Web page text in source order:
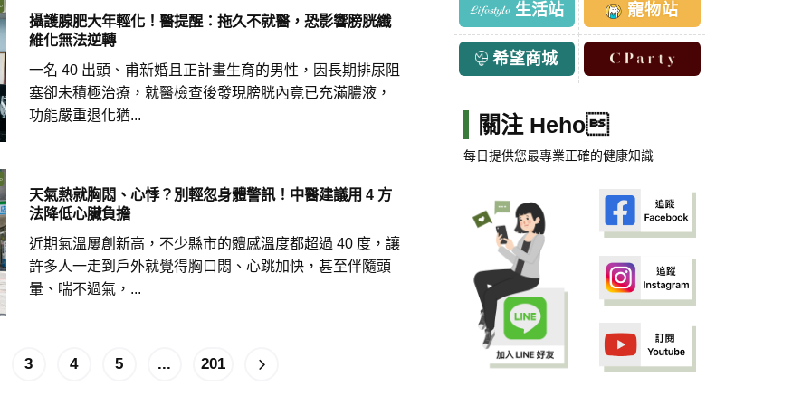
攝護腺肥大年輕化！醫提醒：拖久不就醫，恐影響膀胱纖
維化無法逆轉
一名 40 出頭、甫新婚且正計畫生育的男性，因長期排尿阻
塞卻未積極治療，就醫檢查後發現膀胱內竟已充滿膿液，
功能嚴重退化猶...
天氣熱就胸悶、心悸？別輕忽身體警訊！中醫建議用 4 方
法降低心臟負擔
近期氣溫屢創新高，不少縣市的體感溫度都超過 40 度，讓
許多人一走到戶外就覺得胸口悶、心跳加快，甚至伴隨頭
暈、喘不過氣，...
3 4 5 ... 201
生活站 寵物站
希望商城
關注 Heho
每日提供您最專業正確的健康知識